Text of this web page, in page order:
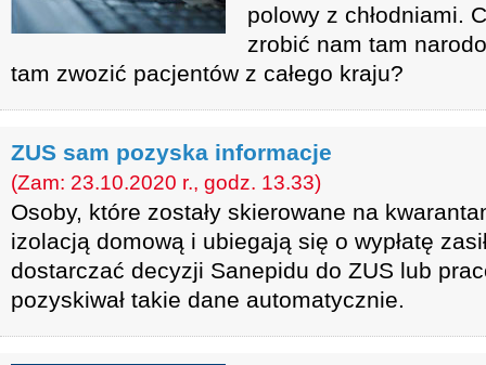
polowy z chłodniami.
zrobić nam tam
tam zwozić pacjentów z całego kraju?
ZUS sam pozyska informacje
(Zam: 23.10.2020 r., godz. 13.33)
Osoby, które zostały skierowane na
izolacją domową i ubiegają się o wypłatę
dostarczać decyzji Sanepidu do ZUS lub
pozyskiwał takie dane automatycznie.